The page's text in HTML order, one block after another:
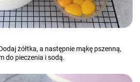
żółtka, a następnie mąkę pszenną,
do pieczenia i sodą.